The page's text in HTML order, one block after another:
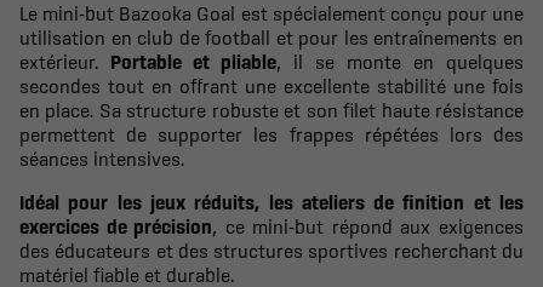
Le mini-but Bazooka Goal est spécialement conçu pour une
utilisation en club de football et pour les entraînements en
extérieur. Portable et pliable, il se monte en quelques
secondes tout en offrant une excellente stabilité une fois
en place. Sa structure robuste et son filet haute résistance
permettent de supporter les frappes répétées lors des
séances intensives.
Idéal pour les jeux réduits, les ateliers de finition et les
exercices de précision, ce mini-but répond aux exigences
des éducateurs et des structures sportives recherchant du
matériel fiable et durable.